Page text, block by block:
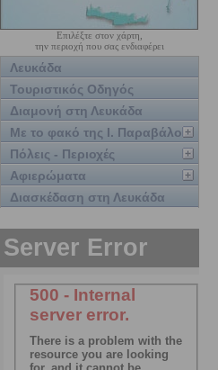
Επιλέξτε στον χάρτη,
την περιοχή που σας ενδιαφέρει
Λευκάδα
Τουριστικός Οδηγός
Διαμονή στη Λευκάδα
Με το φακό της Ι. Παραβάλου
Πόλεις - Περιοχές
Αφιερώματα
Διασκέδαση στη Λευκάδα